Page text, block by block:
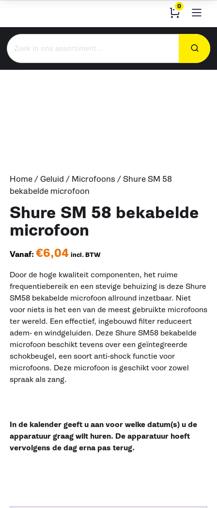
0
Zoeken
naar:
Home/Geluid / Microfoons / Shure SM 58
bekabelde microfoon
Shure SM 58 bekabelde
microfoon
Vanaf: €6,04 incl. BTW
Door de hoge kwaliteit componenten, het ruime
frequentiebereik en een stevige behuizing is deze Shure
SM58 bekabelde microfoon allround inzetbaar. Niet
voor niets is het een van de meest gebruikte microfoons
ter wereld. Een effectief, ingebouwd filter reduceert
adem- en windgeluiden. Deze Shure SM58 bekabelde
microfoon beschikt tevens over een geïntegreerde
schokbeugel, een soort anti-shock functie voor
microfoons. Deze microfoon is geschikt voor zowel
spraak als zang.
In de kalender geeft u aan voor welke datum(s) u de
apparatuur graag wilt huren. De apparatuur hoeft
vervolgens de dag erna pas terug.